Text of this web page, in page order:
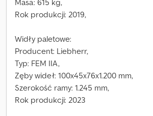
Masa: 615 kg,
Rok produkcji: 2019,
Widły paletowe:
Producent: Liebherr,
Typ: FEM IIA,
Zęby wideł: 100x45x76x1.200 mm,
Szerokość ramy: 1.245 mm,
Rok produkcji: 2023